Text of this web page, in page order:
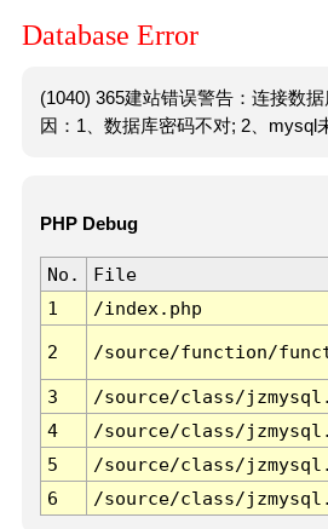
Database Error
(1040) 365建站错误警告：连接数
因：1、数据库密码不对; 2、mysql
PHP Debug
No. File
1
/index.php
2 /source/function/
3 /source/class/
4
/source/class/
5
/source/class/
6
/source/class/